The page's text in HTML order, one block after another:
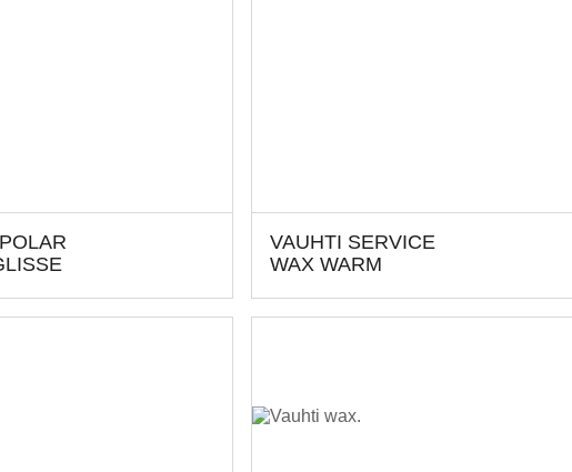
VAUHTI SERVICE
WAX WARM